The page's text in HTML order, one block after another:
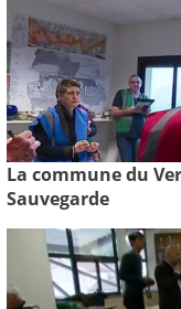
La commune du
Sauvegarde